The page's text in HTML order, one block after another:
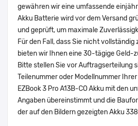
gewähren wir eine umfassende
Akku Batterie wird vor dem Versand
und geprüft, um maximale
Für den Fall, dass Sie nicht vollständig
bieten wir Ihnen eine 30-tägige Geld-
Bitte stellen Sie vor Auftragserteilung
Teilenummer oder Modellnummer
EZBook 3 Pro A13B-CO Akku mit den
Angaben übereinstimmt und die
der auf den Bildern gezeigten Akku